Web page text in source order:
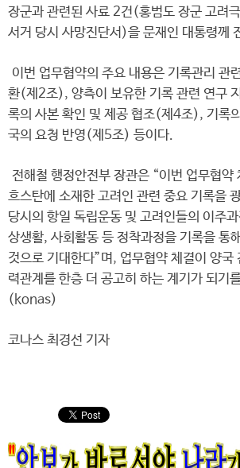
장군과 관련된 사료 2건(홍범도 장군 고려
서거 당시 사망진단서)을 문재인 대통령께
이번 업무협약의 주요 내용은 기록관리 관
환(제2조), 양측이 보유한 기록 관련 연구
록의 사본 확인 및 제공 협조(제4조), 기록
국의 요청 반영(제5조) 등이다.
전해철 행정안전부 장관은 “이번 업무협약
흐스탄에 소재한 고려인 관련 중요 기록을
당시의 항일 독립운동 및 고려인들의 이주
상생활, 사회활동 등 정착과정을 기록을 통
것으로 기대한다”며, 업무협약 체결이 양국
력관계를 한층 더 공고히 하는 계기가 되기
(konas)
코나스 최경선 기자